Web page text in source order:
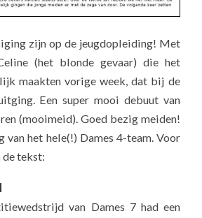
zijn op de jeugdopleiding! Met
(het blonde gevaar) die het
maakten vorige week, dat bij de
Een super mooi debuut van
(mooimeid). Goed bezig meiden!
van het hele(!) Dames 4-team. Voor
de tekst:
van Dames 7 had een